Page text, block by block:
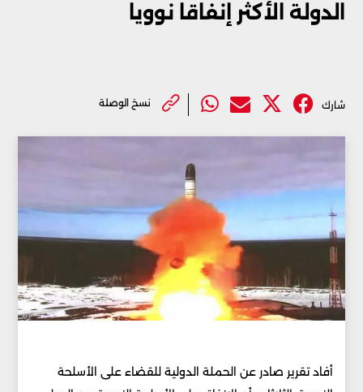
الدولة الأكثر إنفاقا نوويا
شارك نسخ الوصلة
أفاد تقرير صادر عن الحملة الدولية ​للقضاء على الأسلحة